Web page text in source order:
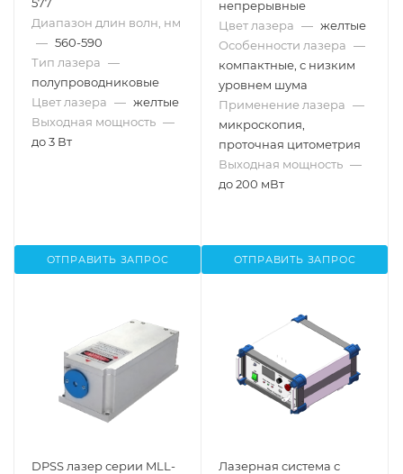
Диапазон длин волн, нм
— 560-590
Тип лазера —
полупроводниковые
Цвет лазера — желтые
Выходная мощность —
до 3 Вт
ОТПРАВИТЬ ЗАПРОС
непрерывные
Цвет лазера — желтые
Особенности лазера —
компактные, с низким
уровнем шума
Применение лазера —
микроскопия,
проточная цитометрия
Выходная мощность —
до 200 мВт
ОТПРАВИТЬ ЗАПРОС
DPSS лазер серии MLL-
Лазерная система с